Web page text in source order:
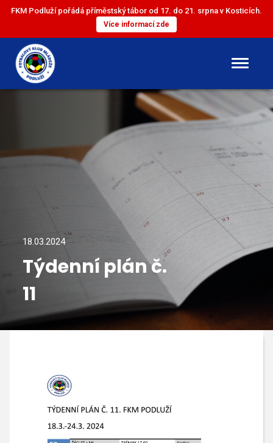
FKM Podluží pořádá příměstský tábor od 17. do 21. srpna v Kosticích.
Více informací zde
DOROST
ML. ŽÁCI
ST. PŘÍPRAVKA
ML. PŘÍPRAVKA
MINI
GALERIE
18.03.2024
Týdenní plán č.
11